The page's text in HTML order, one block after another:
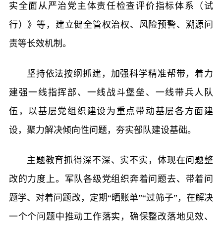
实全面从严治党主体责任检查评价指标体系（试
行）》等，建立健全管权治权、风险预警、溯源问
责等长效机制。
坚持依法按纲抓建，加强科学精准帮带，着力
建强一线指挥部、一线战斗堡垒、一线带兵人队
伍，以基层党组织建设为重点带动基层各方面建
设，聚力解决倾向性问题，夯实部队建设基础。
主题教育抓得深不深、实不实，体现在问题整
改的力度上。军队各级党组织奔着问题去、带着问
题学、对着问题改，定期“晒账单”“过筛子”，在解决
一个个问题中推动工作落实，确保整改落地见效、